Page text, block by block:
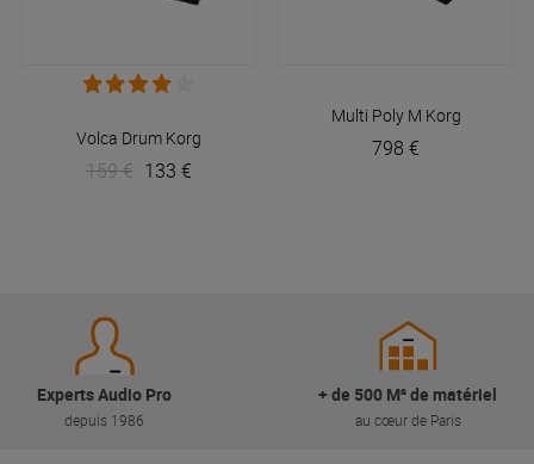
Volca Drum Korg
159 € 133 €
Multi Poly M Korg
798 €
Experts Audio Pro
depuis 1986
+ de 500 M² de matériel
au cœur de Paris